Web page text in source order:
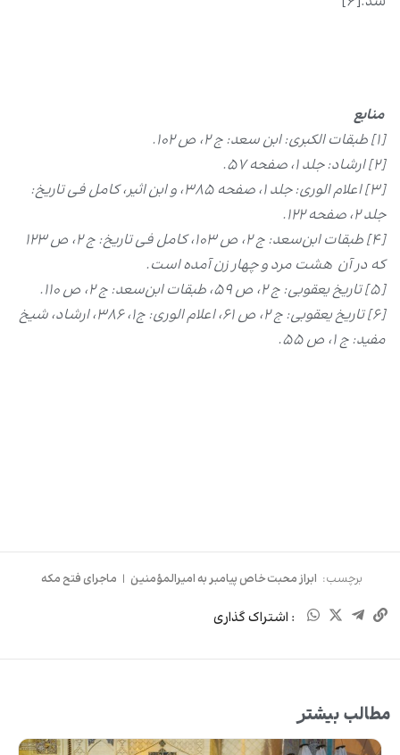
منابع
[۱] طبقات الکبرى: ابن سعد: ج ۲، ص ۱۰۲.
[۲] ارشاد: جلد ۱، صفحه ۵۷.
[۳] اعلام الورى: جلد ۱، صفحه ۳۸۵، و ابن اثیر، کامل فی تاریخ:
جلد ۲، صفحه ۱۲۲.
[
۴] طبقات ابن‌سعد: ج ۲، ص ۱۰۳، کامل فی تاریخ: ج ۲، ص ۱۲۳
که در آن هشت مرد و چهار زن آمده است.
[۵] تاریخ یعقوبی: ج ۲، ص ۵۹، طبقات ابن‌سعد: ج ۲، ص ۱۱۰.
[۶] تاریخ یعقوبی: ج ۲، ص ۶۱، اعلام الورى: ج1، ۳۸۶، ارشاد، شیخ
مفید: ج ۱، ص ۵۵.
برچسب: ابراز محبت خاص پیامبر به امیرالمؤمنین | ماجرای فتح مکه
: اشتراک گذاری
مطالب بیشتر